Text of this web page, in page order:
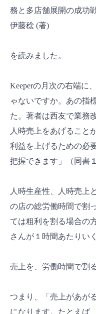
務と多店舗展開の成功
伊藤稔 (著)
を読みました。
Keeperの月次の右端に
ゃないですか。あの指
た。著者は西友で業務
人時売上をあげること
利益を上げるための必
把握できます」（同書
人時生産性、人時売上
の店の総労働時間で割
ては粗利を割る場合の
さんが１時間あたりい
売上を、労働時間で割
つまり、「売上があが
になります。たとえば